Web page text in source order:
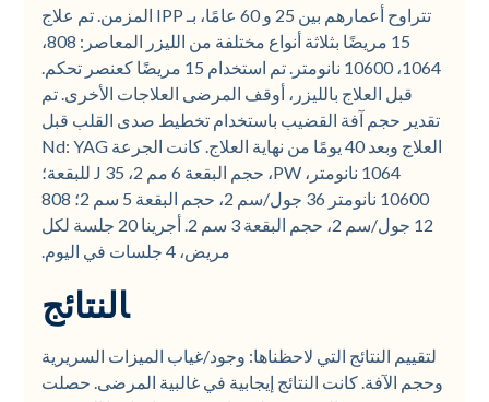
تتراوح أعمارهم بين 25 و 60 عامًا، بـ IPP المزمن. تم علاج
15 مريضًا بثلاثة أنواع مختلفة من الليزر المعاصر: 808،
1064، 10600 نانومتر. تم استخدام 15 مريضًا كعنصر تحكم.
قبل العلاج بالليزر، أوقف المرضى العلاجات الأخرى. تم
تقدير حجم آفة القضيب باستخدام تخطيط صدى القلب قبل
العلاج وبعد 40 يومًا من نهاية العلاج. كانت الجرعة Nd: YAG
1064 نانومتر، PW، حجم البقعة 6 مم 2، 35 J للبقعة؛
10600 نانومتر 36 جول/سم 2، حجم البقعة 5 سم 2؛ 808
12 جول/سم 2، حجم البقعة 3 سم 2. أجرينا 20 جلسة لكل
مريض، 4 جلسات في اليوم.
النتائج
لتقييم النتائج التي لاحظناها: وجود/غياب الميزات السريرية
وحجم الآفة. كانت النتائج إيجابية في غالبية المرضى. حصلت